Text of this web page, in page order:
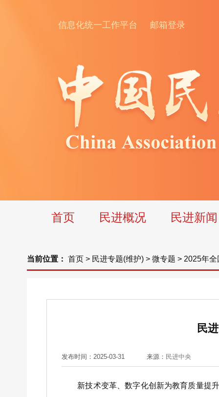
信息化统一工作平台 邮箱登录
首页 民进概况 民进新闻
当前位置： 首页 > 民进专题(维护) > 微专题 > 2025年全
民
发布时间：2025-03-31 来源： 民进中央
新技术变革、数字化创新为教育质量提升